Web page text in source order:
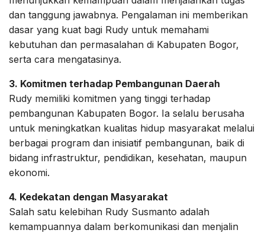
dan tanggung jawabnya. Pengalaman ini memberikan
dasar yang kuat bagi Rudy untuk memahami
kebutuhan dan permasalahan di Kabupaten Bogor,
serta cara mengatasinya.
3. Komitmen terhadap Pembangunan Daerah
Rudy memiliki komitmen yang tinggi terhadap
pembangunan Kabupaten Bogor. Ia selalu berusaha
untuk meningkatkan kualitas hidup masyarakat melalui
berbagai program dan inisiatif pembangunan, baik di
bidang infrastruktur, pendidikan, kesehatan, maupun
ekonomi.
4. Kedekatan dengan Masyarakat
Salah satu kelebihan Rudy Susmanto adalah
kemampuannya dalam berkomunikasi dan menjalin